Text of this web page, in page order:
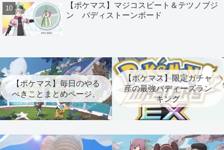
【ポケマス】マジコスビート＆テツノブジ
ン バディストーンボード
【ポケマス】毎日のやる
べきことまとめページ。
【ポケマス】限定ガチャ
産の最強バディーズラン
キング